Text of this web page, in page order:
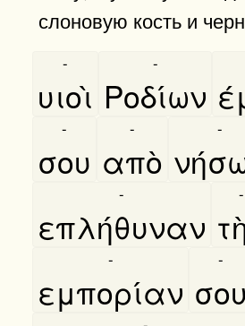
слоновую кость и
υιοὶ
-
Ροδίων
-
σου
-
απὸ
- -
επλήθυναν
- -
εμπορίαν
-
σου
-